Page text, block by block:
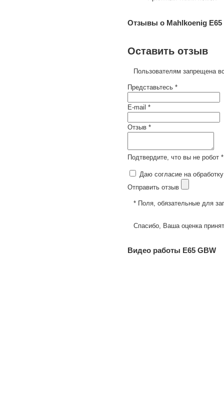
Отзывы о Mahlkoenig E65
Оставить отзыв
Пользователям запрещена
Представьтесь *
E-mail *
Отзыв *
Подтвердите, что вы не робот *
Даю согласие на
Отправить отзыв
* Поля, обязательные для
Спасибо, Ваша оценка
Видео работы E65 GBW